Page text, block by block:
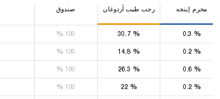
صندوق رجب طيب أردوغان محرم إينجه
%100 %
30.7 %
%100 %
14.8 %
%100 % %
%100 % %